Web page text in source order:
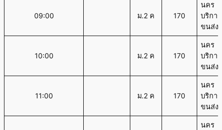
09:00 ม.2 ค 170
นคร
บริการ
ขนส่ง
10:00 ม.2 ค 170
นคร
บริการ
ขนส่ง
11:00 ม.2 ค 170
นคร
บริการ
ขนส่ง
นคร